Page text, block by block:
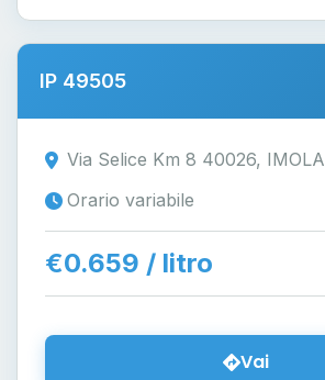
IP 49505
Via Selice Km 8 40026, IMOLA
Orario variabile
€0.659 / litro
Vai